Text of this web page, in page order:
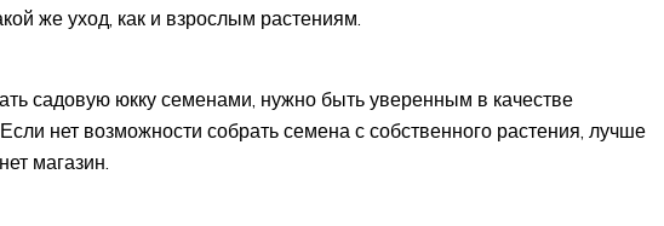
же уход, как и взрослым растениям.
садовую юкку семенами, нужно быть уверенным в качестве
нет возможности собрать семена с собственного растения, лучше
магазин.